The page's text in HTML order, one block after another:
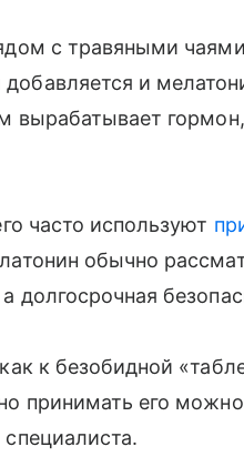
с травяными
и
вырабатывает
часто используют
обычно
долгосрочная
к безобидной
принимать его